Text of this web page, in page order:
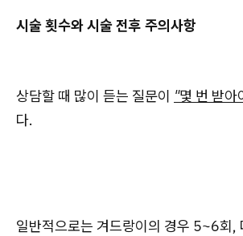
시술 횟수와 시술 전후 주의사항
상담할 때 많이 듣는 질문이 "몇 번 받아
다.
일반적으로는 겨드랑이의 경우 5~6회